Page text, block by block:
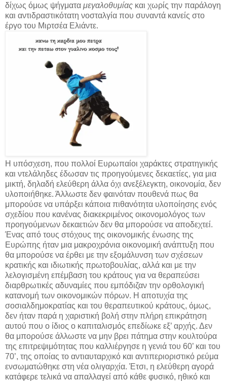
δίχως όμως ψήγματα μεγαλοθυμίας και χωρίς την παράλογη
και αντιδραστικότατη νοσταλγία που συναντά κανείς στο
έργο του Μιρτσέα Ελιάντε.
Η υπόσχεση, που πολλοί Ευρωπαίοι χαράκτες στρατηγικής
και ντελάληδες έδωσαν τις προηγούμενες δεκαετίες, για μια
μικτή, δηλαδή ελεύθερη άλλα όχι ανεξέλεγκτη, οικονομία, δεν
υλοποιήθηκε. Άλλωστε δεν φαινόταν πουθενά πως θα
μπορούσε να υπάρξει κάποια πιθανότητα υλοποίησης ενός
σχεδίου που κανένας διακεκριμένος οικονομολόγος των
προηγούμενων δεκαετιών δεν θα μπορούσε να αποδεχτεί.
Ένας από τους στόχους της οικονομικής ένωσης της
Ευρώπης ήταν μια μακροχρόνια οικονομική ανάπτυξη που
θα μπορούσε να έρθει με την εξομάλυνση των σχέσεων
κρατικής και ιδιωτικής πρωτοβουλίας, αλλά και με την
λελογισμένη επέμβαση του κράτους για να θεραπεύσει
διαρθρωτικές αδυναμίες που εμπόδιζαν την ορθολογική
κατανομή των οικονομικών πόρων. Η αποτυχία της
σοσιαλδημοκρατίας και του θεραπευτικού κράτους, όμως,
δεν ήταν παρά η χαριστική βολή στην πλήρη επικράτηση
αυτού που ο ίδιος ο καπιταλισμός επεδίωκε εξ’ αρχής. Δεν
θα μπορούσε άλλωστε να μην βρει πάτημα στην κουλτούρα
της επιτρεψιμότητας που καλλιέργησε η γενιά του 60’ και του
70’, της οποίας το αντιαυταρχικό και αντιπεριοριστικό ρεύμα
ενσωματώθηκε στη νέα ολιγαρχία. Έτσι, η ελεύθερη αγορά
κατάφερε τελικά να απαλλαγεί από κάθε φυσικό, ηθικό και